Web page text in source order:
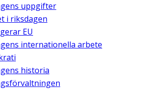
uppgifter
i riksdagen
EU
internationella arbete
historia